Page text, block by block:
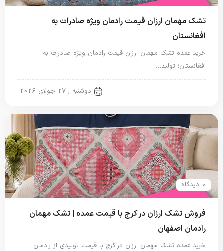
تشک مهمان ارزان قیمت رادمان ویژه صادرات به
افغانستان
خرید عمده تشک مهمان ارزان قیمت رادمان ویژه صادرات به
افغانستان؛ تولید…
دوشنبه , 27 جولای 2026
0 دیدگاه
فروش تشک ارزان در کرج با قیمت عمده | تشک مهمان
رادمان اصفهان
خرید عمده تشک مهمان ارزان در کرج با قیمت تولیدی از رادمان…